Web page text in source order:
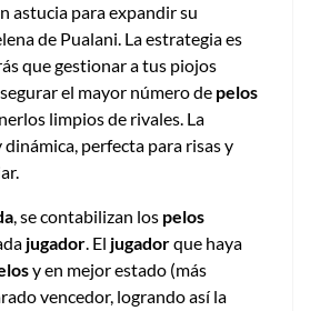
astucia para expandir su
de Pualani. La estrategia es
que gestionar a tus piojos
el mayor número de pelos
limpios de rivales. La
dinámica, perfecta para risas y
, se contabilizan los pelos
jugador. El jugadorque haya
y en mejor estado (más
vencedor, logrando así la